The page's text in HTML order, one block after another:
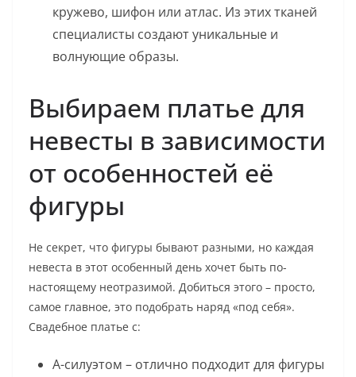
кружево, шифон или атлас. Из этих тканей
специалисты создают уникальные и
волнующие образы.
Выбираем платье для
невесты в зависимости
от особенностей её
фигуры
Не секрет, что фигуры бывают разными, но каждая
невеста в этот особенный день хочет быть по-
настоящему неотразимой. Добиться этого – просто,
самое главное, это подобрать наряд «под себя».
Свадебное платье с:
А-силуэтом – отлично подходит для фигуры